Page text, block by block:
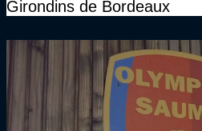
Girondins de Bordeaux